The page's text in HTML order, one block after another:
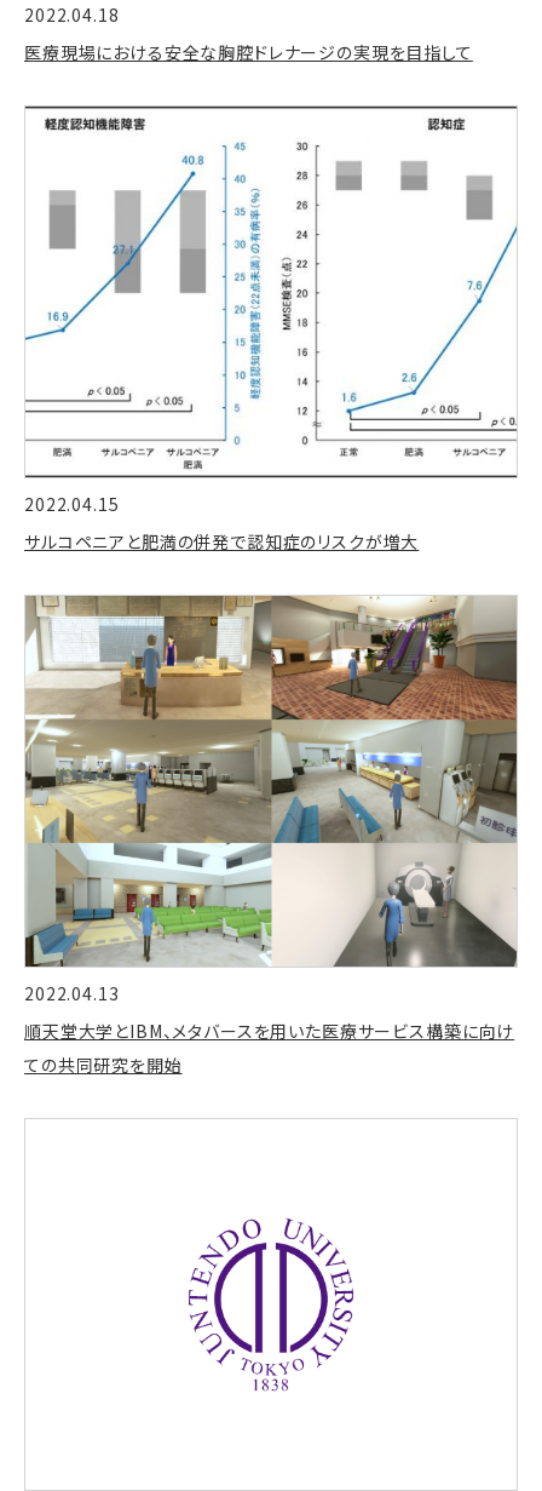
2022.04.18
医療現場における安全な胸腔ドレナージの実現を目指して
2022.04.15
サルコペニアと肥満の併発で認知症のリスクが増大
2022.04.13
順天堂大学とIBM、メタバースを用いた医療サービス構築に向け
ての共同研究を開始